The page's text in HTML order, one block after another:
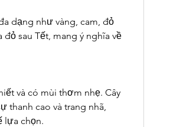
dạng như vàng, cam, đỏ
sau Tết, mang ý nghĩa về
và có mùi thơm nhẹ. Cây
thanh cao và trang nhã,
lựa chọn.